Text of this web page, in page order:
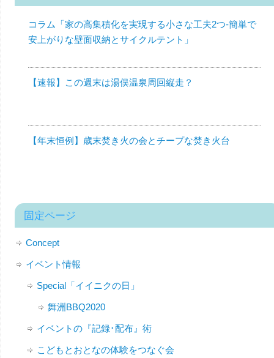
コラム「家の高集積化を実現する小さな工夫2つ-簡単で
安上がりな壁面収納とサイクルテント」
【速報】この週末は湯俣温泉周回縦走？
【年末恒例】歳末焚き火の会とチープな焚き火台
固定ページ
Concept
イベント情報
Special「イイニクの日」
舞洲BBQ2020
イベントの『記録･配布』術
こどもとおとなの体験をつなぐ会